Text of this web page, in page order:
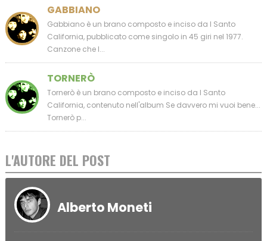
GABBIANO
Gabbiano è un brano composto e inciso da I Santo
California, pubblicato come singolo in 45 giri nel 1977.
Canzone che l...
TORNERÒ
Tornerò è un brano composto e inciso da I Santo
California, contenuto nell'album Se davvero mi vuoi bene...
Tornerò p...
L'AUTORE DEL POST
Alberto Moneti